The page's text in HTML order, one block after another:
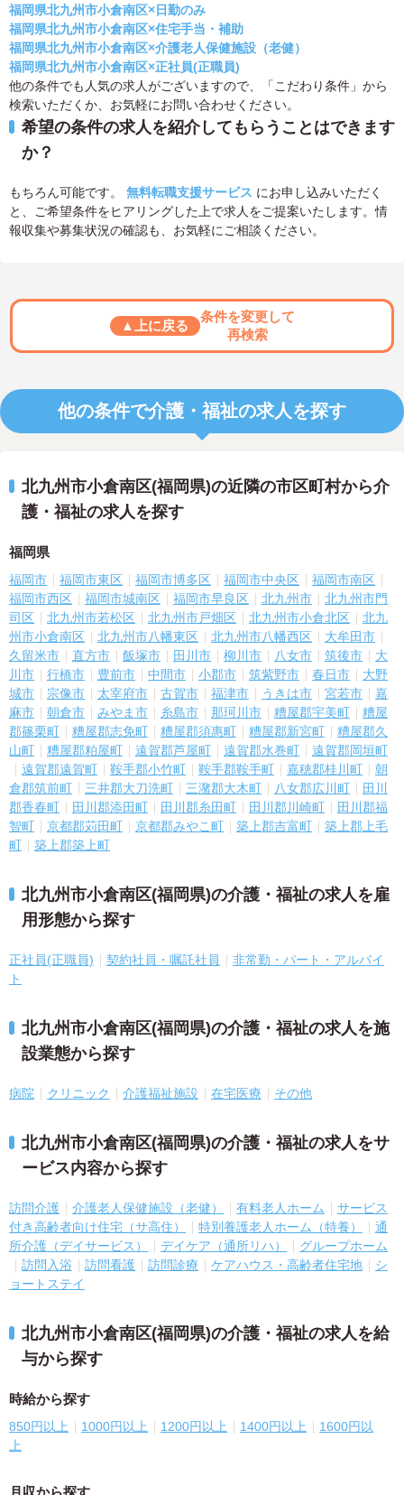
福岡県北九州市小倉南区×日勤のみ
福岡県北九州市小倉南区×住宅手当・補助
福岡県北九州市小倉南区×介護老人保健施設（老健）
福岡県北九州市小倉南区×正社員(正職員)
他の条件でも人気の求人がございますので、「こだわり条件」から
検索いただくか、お気軽にお問い合わせください。
希望の条件の求人を紹介してもらうことはできます
か？
もちろん可能です。 無料転職支援サービス にお申し込みいただく
と、ご希望条件をヒアリングした上で求人をご提案いたします。情
報収集や募集状況の確認も、お気軽にご相談ください。
▲上に戻る
条件を変更して
再検索
他の条件で介護・福祉の求人を探す
北九州市小倉南区(福岡県)の近隣の市区町村から介
護・福祉の求人を探す
福岡県
福岡市 福岡市東区 福岡市博多区 福岡市中央区
福岡市南区
福岡市西区
福岡市城南区 福岡市早良区 北九州市
北九州市門
司区
北九州市若松区 北九州市戸畑区 北九州市小倉北区
北九
州市小倉南区
北九州市八幡東区 北九州市八幡西区
大牟田市
久留米市
直方市 飯塚市 田川市 柳川市 八女市 筑後市
大
川市
行橋市 豊前市 中間市 小郡市 筑紫野市 春日市
大野
城市
宗像市 太宰府市 古賀市 福津市 うきは市 宮若市
嘉
麻市
朝倉市 みやま市 糸島市 那珂川市 糟屋郡宇美町
糟屋
郡篠栗町
糟屋郡志免町 糟屋郡須惠町 糟屋郡新宮町
糟屋郡久
山町
糟屋郡粕屋町 遠賀郡芦屋町 遠賀郡水巻町
遠賀郡岡垣町
遠賀郡遠賀町
鞍手郡小竹町 鞍手郡鞍手町 嘉穂郡桂川町
朝
倉郡筑前町
三井郡大刀洗町 三潴郡大木町 八女郡広川町
田川
郡香春町
田川郡添田町 田川郡糸田町 田川郡川崎町
田川郡福
智町
京都郡苅田町 京都郡みやこ町 築上郡吉富町
築上郡上毛
町
築上郡築上町
北九州市小倉南区(福岡県)の介護・福祉の求人を雇
用形態から探す
正社員(正職員) 契約社員・嘱託社員
非常勤・パート・アルバイ
ト
北九州市小倉南区(福岡県)の介護・福祉の求人を施
設業態から探す
病院 クリニック 介護福祉施設 在宅医療 その他
北九州市小倉南区(福岡県)の介護・福祉の求人をサ
ービス内容から探す
訪問介護 介護老人保健施設（老健） 有料老人ホーム
サービス
付き高齢者向け住宅（サ高住）
特別養護老人ホーム（特養）
通
所介護（デイサービス）
デイケア（通所リハ）
グループホーム
訪問入浴
訪問看護 訪問診療 ケアハウス・高齢者住宅地
シ
ョートステイ
北九州市小倉南区(福岡県)の介護・福祉の求人を給
与から探す
時給から探す
850円以上 1000円以上 1200円以上 1400円以上
1600円以
上